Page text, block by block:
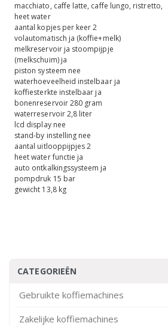
macchiato, caffe latte, caffe lungo, ristretto,
heet water
aantal kopjes per keer 2
volautomatisch ja (koffie+melk)
melkreservoir ja stoompijpje
(melkschuim) ja
piston systeem nee
waterhoeveelheid instelbaar ja
koffiesterkte instelbaar ja
bonenreservoir 280 gram
waterreservoir 2,8 liter
lcd display nee
stand-by instelling nee
aantal uitlooppijpjes 2
heet water functie ja
auto ontkalkingssysteem ja
pompdruk 15 bar
gewicht 13,8 kg
CATEGORIEËN
Gebruikte koffiemachines
Zakelijke koffiemachines